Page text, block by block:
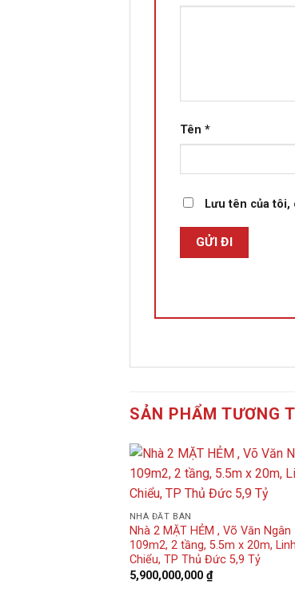
Tên *
Lưu tên của
SẢN PHẨM TƯƠNG
NHÀ ĐẤT BÁN
Nhà 2 MẶT HẺM , Võ Văn Ngân
109m2, 2 tầng, 5.5m x 20m, Linh
Chiểu, TP Thủ Đức 5,9 Tỷ
5,900,000,000 ₫